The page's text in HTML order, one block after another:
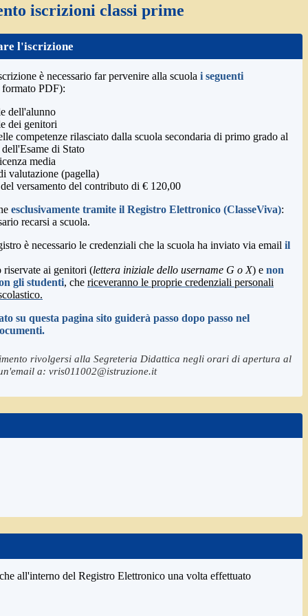
iscrizioni classi prime
l'iscrizione
è necessario far pervenire alla scuola i seguenti
PDF):
dell'alunno
dei genitori
competenze rilasciato dalla scuola secondaria di primo grado al
di Stato
media
valutazione (pagella)
versamento del contributo di € 120,00
esclusivamente tramite il Registro Elettronico (ClasseViva):
recarsi a scuola.
è necessario le credenziali che la scuola ha inviato via email il
riservate ai genitori (lettera iniziale dello username G o X) e non
gli studenti, che riceveranno le proprie credenziali personali
su questa pagina sito guiderà passo dopo passo nel
rivolgersi alla Segreteria Didattica negli orari di apertura al
a: vris011002@istruzione.it
all'interno del Registro Elettronico una volta effettuato